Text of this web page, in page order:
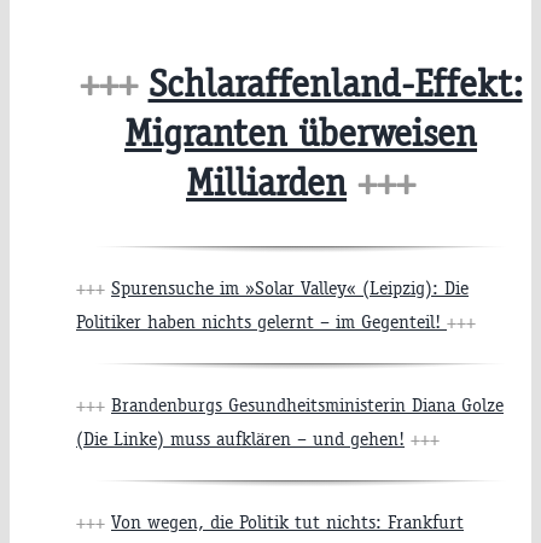
+++ Schlaraffenland-Effekt:
Migranten überweisen
Milliarden+++
+++ Spurensuche im »Solar Valley« (Leipzig): Die
Politiker haben nichts gelernt – im Gegenteil! +++
+++ Brandenburgs Gesundheitsministerin Diana Golze
(Die Linke) muss aufklären – und gehen! +++
+++ Von wegen, die Politik tut nichts: Frankfurt